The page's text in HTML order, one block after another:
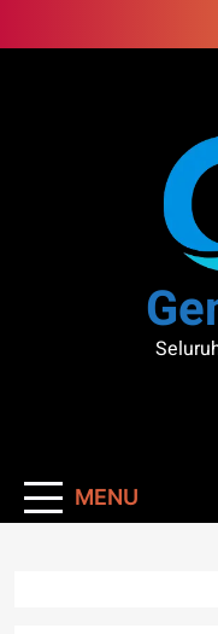
to
MENU